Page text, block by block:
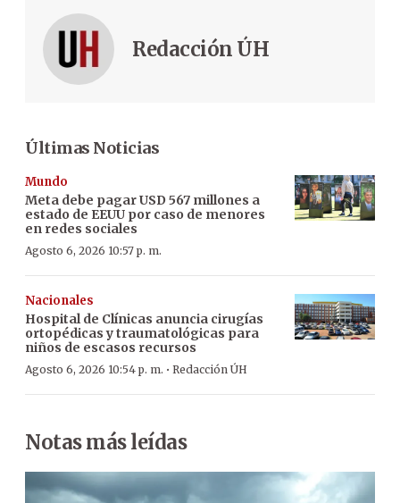
Redacción ÚH
Últimas Noticias
Mundo
Meta debe pagar USD 567 millones a
estado de EEUU por caso de menores
en redes sociales
Agosto 6, 2026 10:57 p. m.
Nacionales
Hospital de Clínicas anuncia cirugías
ortopédicas y traumatológicas para
niños de escasos recursos
Agosto 6, 2026 10:54 p. m. · Redacción ÚH
Notas más leídas